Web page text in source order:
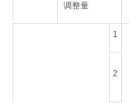
调整量
1
2